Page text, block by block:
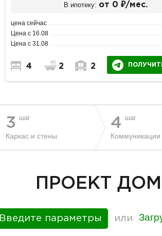
В ипотеку: от 0 ₽/мес.
цена сейчас
Цена с 16.08
Цена с 31.08
4 2 2
3 шаг
Каркас и стены
4 шаг
Коммуникации
ПРОЕКТ
Введите параметры или